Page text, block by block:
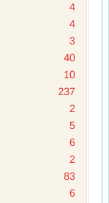
4
4
3
40
10
237
2
5
6
2
83
6